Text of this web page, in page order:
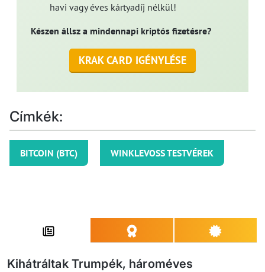
havi vagy éves kártyadíj nélkül!
Készen állsz a mindennapi kriptós fizetésre?
KRAK CARD IGÉNYLÉSE
Címkék:
BITCOIN (BTC) WINKLEVOSS TESTVÉREK
Kihátráltak Trumpék, hároméves